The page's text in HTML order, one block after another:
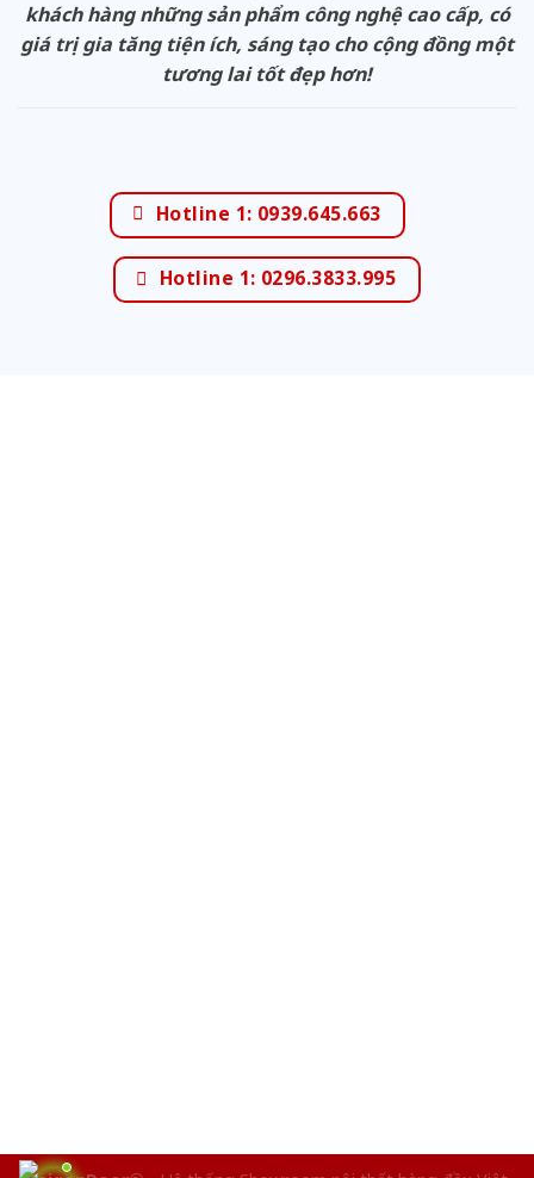
khách hàng những sản phẩm công nghệ cao cấp, có
giá trị gia tăng tiện ích, sáng tạo cho cộng đồng một
tương lai tốt đẹp hơn!
Hotline 1: 0939.645.663
Hotline 1: 0296.3833.995